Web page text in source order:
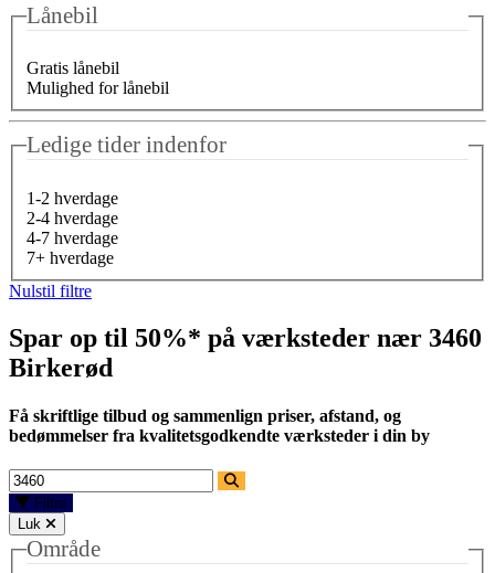
Lånebil
Gratis lånebil
Mulighed for lånebil
Ledige tider indenfor
1-2 hverdage
2-4 hverdage
4-7 hverdage
7+ hverdage
Nulstil filtre
Spar op til 50%* på værksteder nær 3460
Birkerød
Få skriftlige tilbud og sammenlign priser, afstand, og
bedømmelser fra kvalitetsgodkendte værksteder i din by
Filtre
Luk
Område